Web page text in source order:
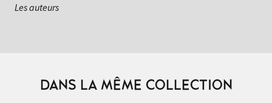
Les auteurs
DANS LA MÊME COLLECTION